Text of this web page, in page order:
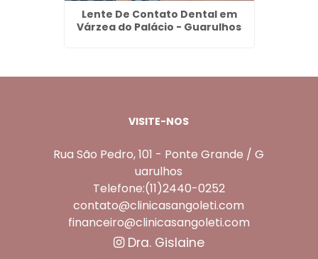
Lente De Contato Dental em
Várzea do Palácio - Guarulhos
VISITE-NOS
Rua São Pedro, 101 - Ponte Grande / G
uarulhos
Telefone:(11)2440-0252
contato@clinicasangoleti.com
financeiro@clinicasangoleti.com
Dra. Gislaine